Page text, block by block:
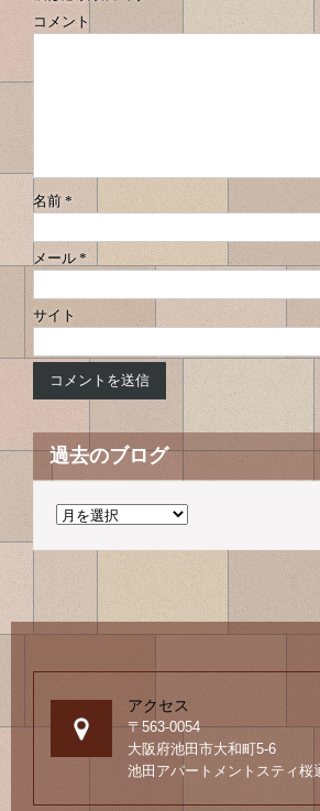
コメント
名前 *
メール *
サイト
過去のブログ
過
の
ロ
グ
アクセス
〒563-0054
大阪府池田市大和町5-6
池田アパートメントスティ桜